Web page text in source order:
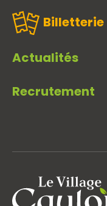
Billetterie
Actualités
Recrutement